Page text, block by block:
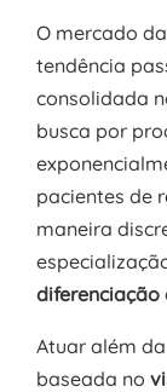
O mercado
tendência
consolidada
busca por
pacientes de
maneira
Atuar além
baseada no